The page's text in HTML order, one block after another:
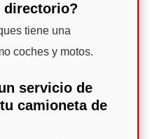
directorio?
tiene una
coches y motos.
servicio de
camioneta de